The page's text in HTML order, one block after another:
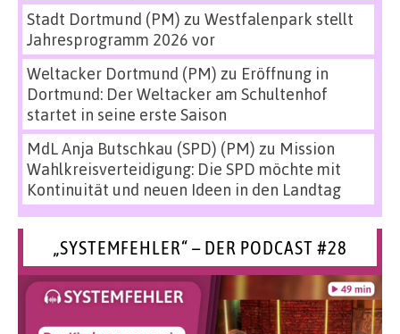
Stadt Dortmund (PM) zu Westfalenpark stellt
Jahresprogramm 2026 vor
Weltacker Dortmund (PM) zu Eröffnung in
Dortmund: Der Weltacker am Schultenhof
startet in seine erste Saison
MdL Anja Butschkau (SPD) (PM) zu Mission
Wahlkreisverteidigung: Die SPD möchte mit
Kontinuität und neuen Ideen in den Landtag
„SYSTEMFEHLER“ – DER PODCAST #28